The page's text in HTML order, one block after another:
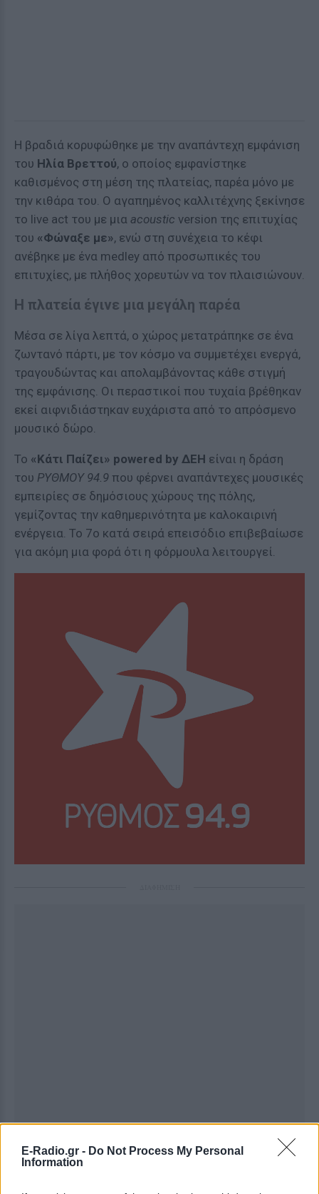
E-Radio.gr - Do Not Process My Personal
Information
Η βραδιά κορυφώθηκε με την αναπάντεχη εμφάνιση
του Ηλία Βρεττού, ο οποίος εμφανίστηκε
καθισμένος στη μέση της πλατείας, παρέα μόνο με
την κιθάρα του. Ο αγαπημένος καλλιτέχνης ξεκίνησε
το live act του με μια acoustic version της επιτυχίας
του «Φώναξε με», ενώ στη συνέχεια το κέφι
ανέβηκε με ένα medley από προσωπικές του
επιτυχίες, με πλήθος χορευτών να τον πλαισιώνουν.
Η πλατεία έγινε μια μεγάλη παρέα
Μέσα σε λίγα λεπτά, ο χώρος μετατράπηκε σε ένα
ζωντανό πάρτι, με τον κόσμο να συμμετέχει ενεργά,
τραγουδώντας και απολαμβάνοντας κάθε στιγμή
της εμφάνισης. Οι περαστικοί που τυχαία βρέθηκαν
εκεί αιφνιδιάστηκαν ευχάριστα από το απρόσμενο
μουσικό δώρο.
Το «Κάτι Παίζει» powered by ΔΕΗ είναι η δράση
του ΡΥΘΜΟΥ 94.9 που φέρνει αναπάντεχες μουσικές
εμπειρίες σε δημόσιους χώρους της πόλης,
γεμίζοντας την καθημερινότητα με καλοκαιρινή
ενέργεια. Το 7ο κατά σειρά επεισόδιο επιβεβαίωσε
για ακόμη μια φορά ότι η φόρμουλα λειτουργεί.